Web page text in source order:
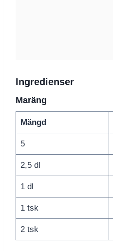
Ingredienser
Maräng
Mängd
5
2,5 dl
1 dl
1 tsk
2 tsk